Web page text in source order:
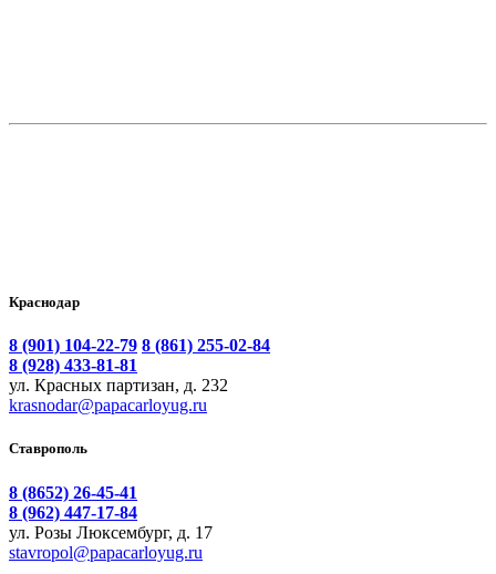
Краснодар
8 (901) 104-22-79 8 (861) 255-02-84
8 (928) 433-81-81
ул. Красных партизан, д. 232
krasnodar@papacarloyug.ru
Ставрополь
8 (8652) 26-45-41
8 (962) 447-17-84
ул. Розы Люксембург, д. 17
stavropol@papacarloyug.ru